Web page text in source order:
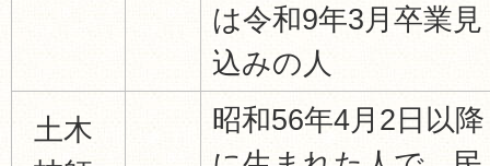
は令和9年3月卒業見
込みの人
土木
昭和56年4月2日以降